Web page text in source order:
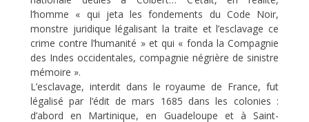
l’homme « qui jeta les fondements du Code Noir,
monstre juridique légalisant la traite et l’esclavage ce
crime contre l’humanité » et qui « fonda la Compagnie
des Indes occidentales, compagnie négrière de sinistre
mémoire ».
L’esclavage, interdit dans le royaume de France, fut
légalisé par l’édit de mars 1685 dans les colonies :
d’abord en Martinique, en Guadeloupe et à Saint-